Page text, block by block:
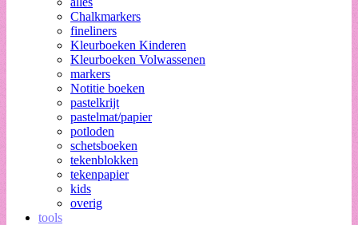
Chalkmarkers
fineliners
Kleurboeken Kinderen
Kleurboeken Volwassenen
markers
Notitie boeken
pastelkrijt
pastelmat/papier
potloden
schetsboeken
tekenblokken
tekenpapier
kids
overig
tools